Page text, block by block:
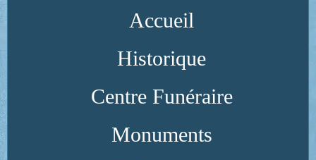
Accueil
Historique
Centre Funéraire
Monuments